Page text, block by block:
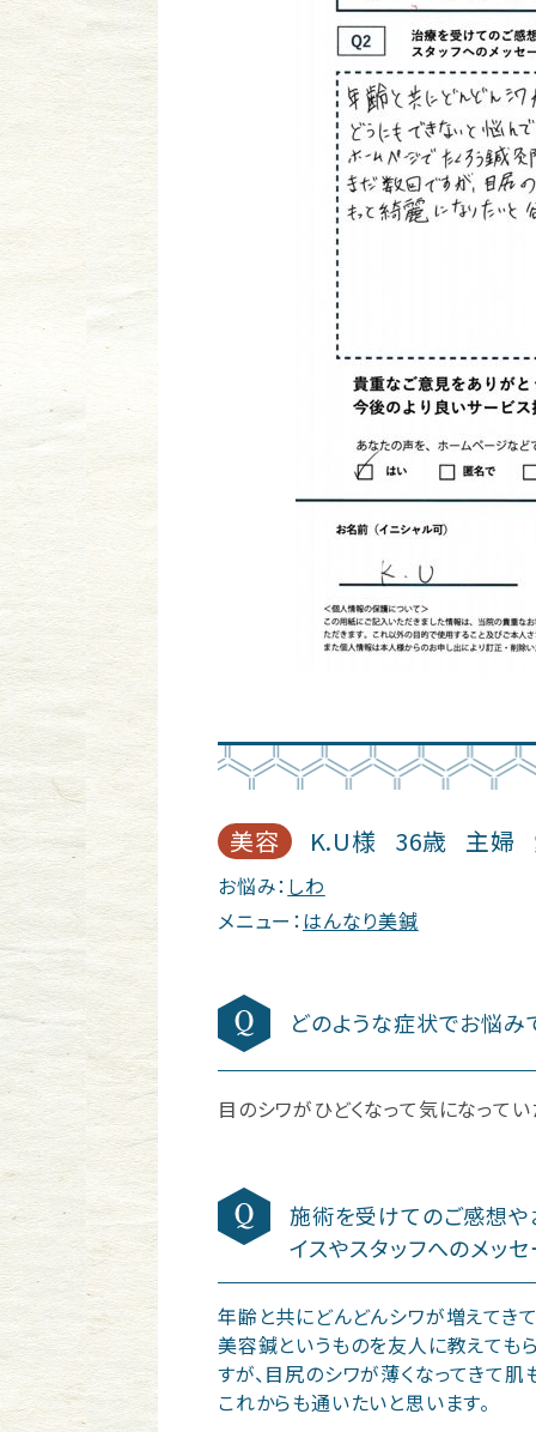
美容 K.U様 36歳 主婦
お悩み： しわ
メニュー：はんなり美鍼
どのような症状でお悩み
目のシワがひどくなって気になって
施術を受けてのご感想や
イスやスタッフへのメッ
年齢と共にどんどんシワが増えてき
美容鍼というものを友人に教えても
すが、目尻のシワが薄くなってきて
これからも通いたいと思います。